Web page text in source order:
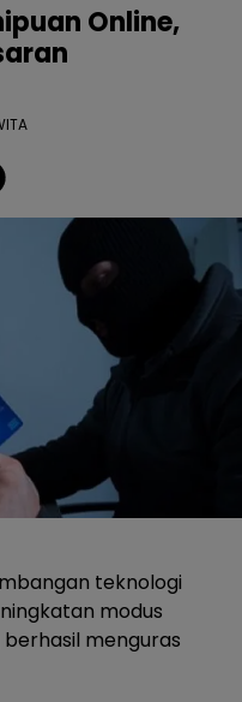
Online,
teknologi
modus
menguras